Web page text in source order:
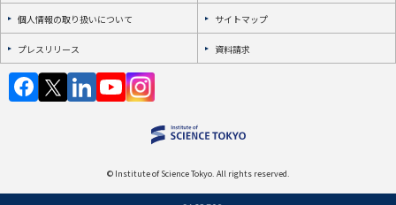
個人情報の取り扱いについて サイトマップ
プレスリリース 資料請求
© Institute of Science Tokyo. All rights reserved.